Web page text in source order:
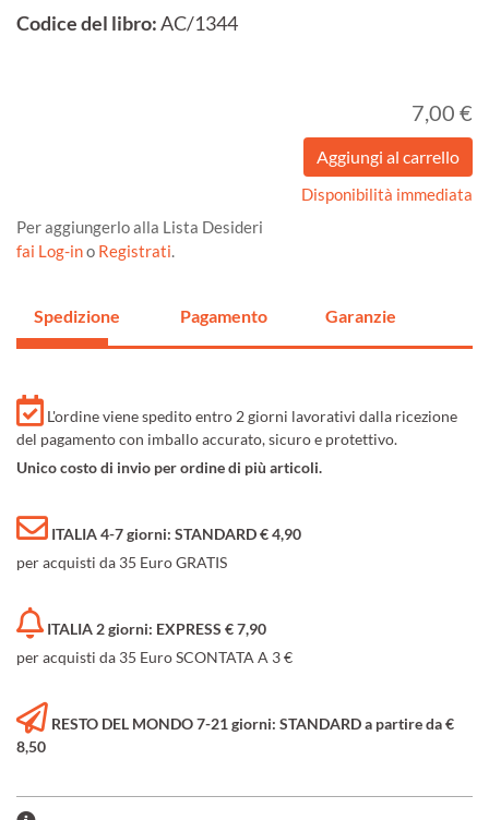
Codice del libro:AC/1344
7,00 €
Disponibilità immediata
Per aggiungerlo alla Lista Desideri
fai Log-ino Registrati.
Spedizione Pagamento Garanzie
L'ordine viene spedito entro 2 giorni lavorativi dalla ricezione
del pagamento con imballo accurato, sicuro e protettivo.
Unico costo di invio per ordine di più articoli.
ITALIA 4-7 giorni: STANDARD € 4,90
per acquisti da 35 Euro GRATIS
ITALIA 2 giorni: EXPRESS € 7,90
per acquisti da 35 Euro SCONTATA A 3 €
RESTO DEL MONDO 7-21 giorni: STANDARD a partire da €
8,50